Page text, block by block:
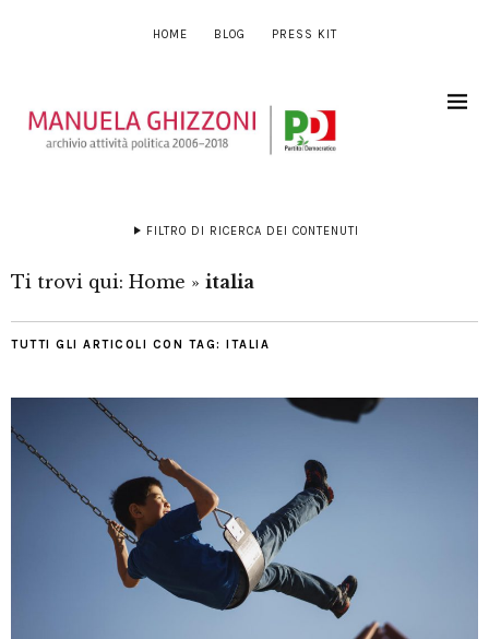
HOME BLOG PRESS KIT
FILTRO DI RICERCA DEI CONTENUTI
Ti trovi qui: Home » italia
TUTTI GLI ARTICOLI CON TAG: ITALIA